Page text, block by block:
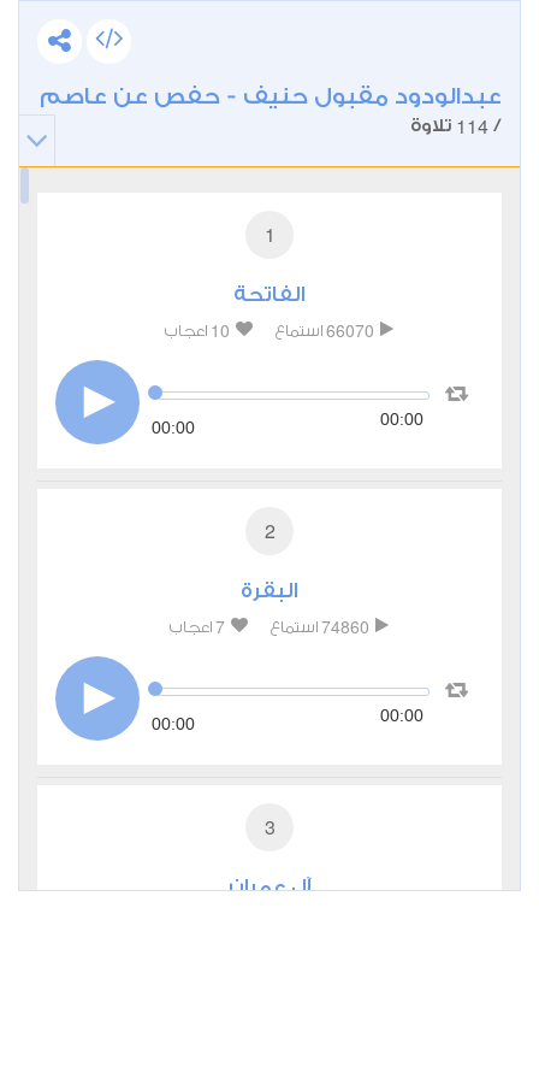
عبدالودود مقبول حنيف - حفص عن عاصم
/
114 تلاوة
1
الفاتحة
66070 استماع 10 اعجاب
00:00 00:00
2
البقرة
74860 استماع 7 اعجاب
00:00 00:00
3
آل عمران